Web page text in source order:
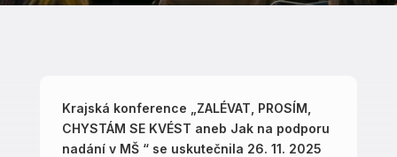
Krajská konference „ZALÉVAT, PROSÍM,
CHYSTÁM SE KVÉST aneb Jak na podporu
nadání v MŠ “ se uskutečnila 26. 11. 2025